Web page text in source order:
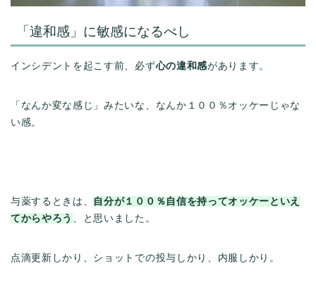
「違和感」に敏感になるべし
インシデントを起こす前、必ず心の違和感があります。
「なんか変な感じ」みたいな、なんか１００％オッケーじゃな
い感。
与薬するときは、
自分が１００％自信を持ってオッケーといえ
てからやろう 、と思いました。
点滴更新しかり、ショットでの投与しかり、内服しかり。